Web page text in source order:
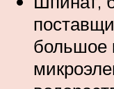
большое